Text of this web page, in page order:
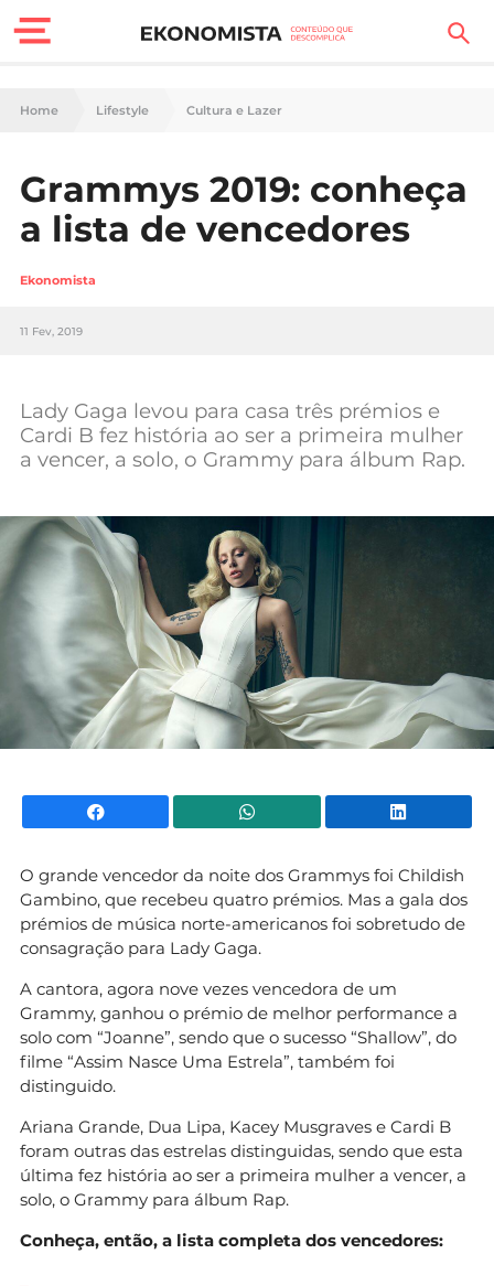
Finanças Pessoais
Carreira
Tecnologia
Negócios
Mundial 2026
Home Lifestyle Cultura e Lazer
Grammys 2019: conheça
a lista de vencedores
Ekonomista
11 Fev, 2019
Lady Gaga levou para casa três prémios e
Cardi B fez história ao ser a primeira mulher
a vencer, a solo, o Grammy para álbum Rap.
Facebook WhatsApp
O grande vencedor da noite dos Grammys foi Childish
Gambino, que recebeu quatro prémios. Mas a gala dos
prémios de música norte-americanos foi sobretudo de
consagração para Lady Gaga.
A cantora, agora nove vezes vencedora de um
Grammy, ganhou o prémio de melhor performance a
solo com “Joanne”, sendo que o sucesso “Shallow”, do
filme “Assim Nasce Uma Estrela”, também foi
distinguido.
Ariana Grande, Dua Lipa, Kacey Musgraves e Cardi B
foram outras das estrelas distinguidas, sendo que esta
última fez história ao ser a primeira mulher a vencer, a
solo, o Grammy para álbum Rap.
Conheça, então, a lista completa dos vencedores: